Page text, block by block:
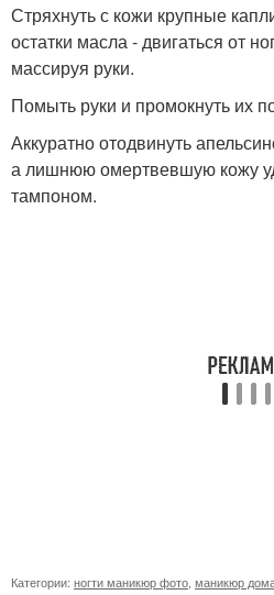
Стряхнуть с кожи крупные
остатки масла - двигаться от
массируя руки.
Помыть руки и промокнуть их
Аккуратно отодвинуть
а лишнюю омертвевшую кожу
тампоном.
Категории: ногти маникюр фото маникюр